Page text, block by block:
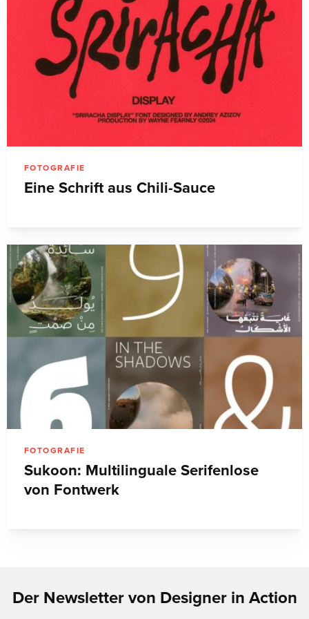
FOTOGRAFIE
Eine Schrift aus Chili-Sauce
FOTOGRAFIE
Sukoon: Multilinguale Serifenlose
von Fontwerk
Der Newsletter von Designer in Action